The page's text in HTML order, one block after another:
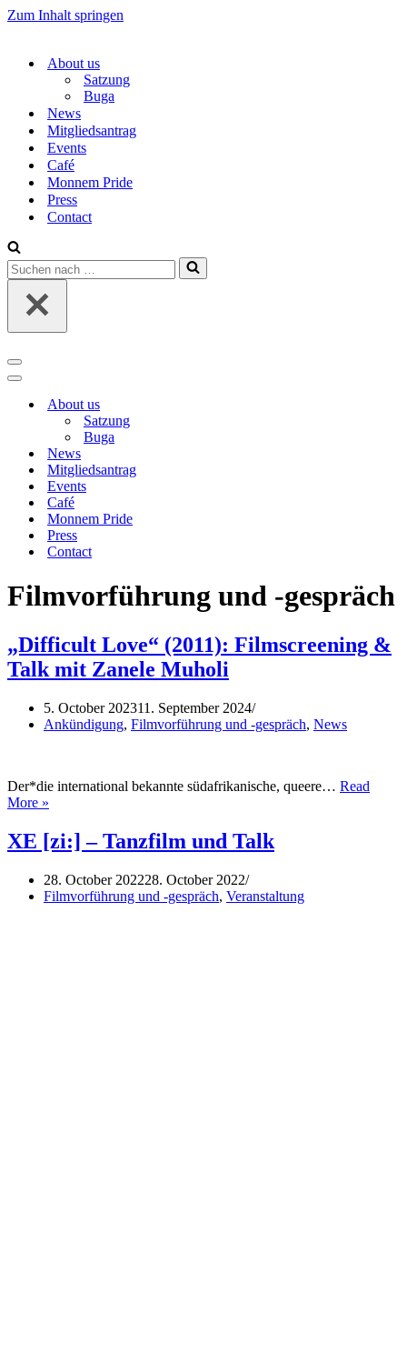
Zum Inhalt springen
About us
Satzung
Buga
News
Mitgliedsantrag
Events
Café
Monnem Pride
Press
Contact
Suchen
nach …
Navigations-
Menü
Navigations-
About us
Satzung
Buga
News
Mitgliedsantrag
Events
Café
Monnem Pride
Press
Contact
Filmvorführung und -gespräch
„Difficult Love“ (2011): Filmscreening &
Talk mit Zanele Muholi
5. October 202311. September 2024
Ankündigung, Filmvorführung und -gespräch, News
Der*die international bekannte südafrikanische, queere… Read
More »
(2011):
Filmscreening
Talk
mit
XE [zi:] – Tanzfilm und Talk
28. October 202228. October 2022
Filmvorführung und -gespräch, Veranstaltung